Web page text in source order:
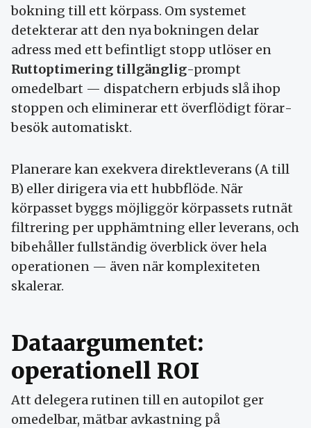
bokning till ett körpass. Om systemet
detekterar att den nya bokningen delar
adress med ett befintligt stopp utlöser en
Rutt­optimering tillgänglig-prompt
omedelbart — dispatcher­n erbjuds slå ihop
stoppen och eliminerar ett överflödigt förar­
besök automatiskt.
Planerare kan exekvera direktleverans (A till
B) eller dirigera via ett hubb­flöde. När
körpasset byggs möjliggör körpassets rutnät
filtrering per upp­hämtning eller leverans, och
bibehåller fullständig överblick över hela
operationen — även när komplexiteten
skalerar.
Data­argumentet:
operationell ROI
Att delegera rutinen till en autopilot ger
omedelbar, mätbar avkastning på